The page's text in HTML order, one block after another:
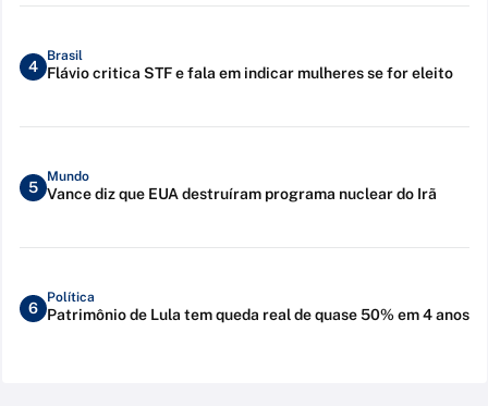
4
Brasil
Flávio critica STF e fala em indicar mulheres se for eleito
5
Mundo
Vance diz que EUA destruíram programa nuclear do Irã
6
Política
Patrimônio de Lula tem queda real de quase 50% em 4 anos